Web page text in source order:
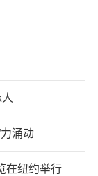
涌动
在纽约举行